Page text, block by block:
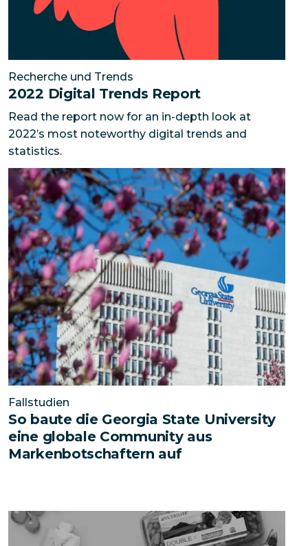
Recherche und Trends
2022 Digital Trends Report
Read the report now for an in-depth look at
2022’s most noteworthy digital trends and
statistics.
So baute die Georgia State University eine globale
Fallstudien
So baute die Georgia State University
eine globale Community aus
Markenbotschaftern auf
Wie Amway sein Unternehmen mit Social Media